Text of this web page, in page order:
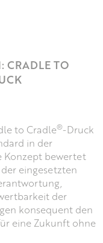
CRADLE TO
to Cradle®-Druck
in der
Konzept bewertet
eingesetzten
der
konsequent den
eine Zukunft ohne